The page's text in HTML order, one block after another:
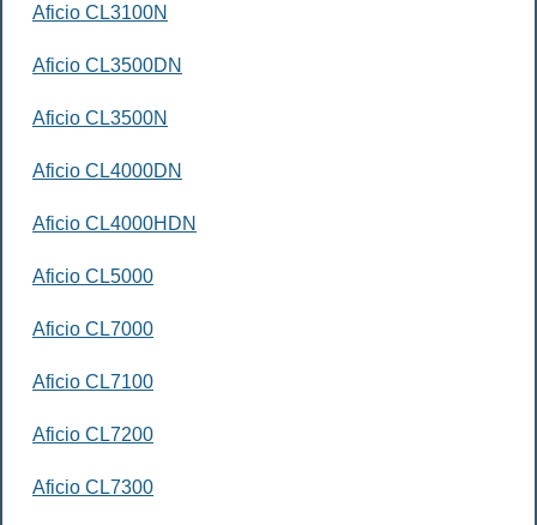
Aficio CL3100N
Aficio CL3500DN
Aficio CL3500N
Aficio CL4000DN
Aficio CL4000HDN
Aficio CL5000
Aficio CL7000
Aficio CL7100
Aficio CL7200
Aficio CL7300